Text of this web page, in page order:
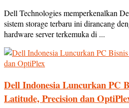
Dell Technologies memperkenalkan
sistem storage terbaru ini dirancang
hardware server terkemuka di ...
Dell Indonesia Luncurkan PC
Latitude, Precision dan